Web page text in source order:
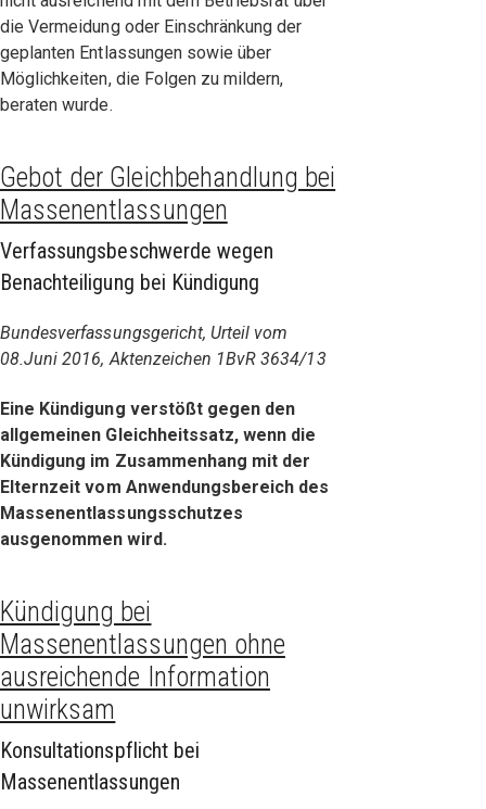
die Vermeidung oder Einschränkung der
geplanten Entlassungen sowie über
Möglichkeiten, die Folgen zu mildern,
beraten wurde.
Gebot der Gleichbehandlung bei
Massenentlassungen
Verfassungsbeschwerde wegen
Benachteiligung bei Kündigung
Bundesverfassungsgericht, Urteil vom
08.Juni 2016, Aktenzeichen 1BvR 3634/13
Eine Kündigung verstößt gegen den
allgemeinen Gleichheitssatz, wenn die
Kündigung im Zusammenhang mit der
Elternzeit vom Anwendungsbereich des
Massenentlassungsschutzes
ausgenommen wird.
Kündigung bei
Massenentlassungen ohne
ausreichende Information
unwirksam
Konsultationspflicht bei
Massenentlassungen